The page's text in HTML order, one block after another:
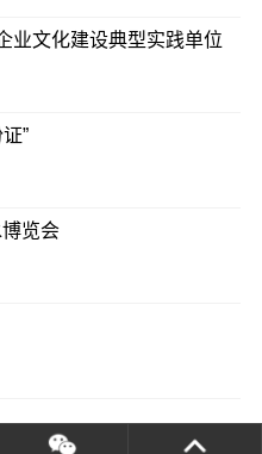
业文化建设典型实践单位
”
览会